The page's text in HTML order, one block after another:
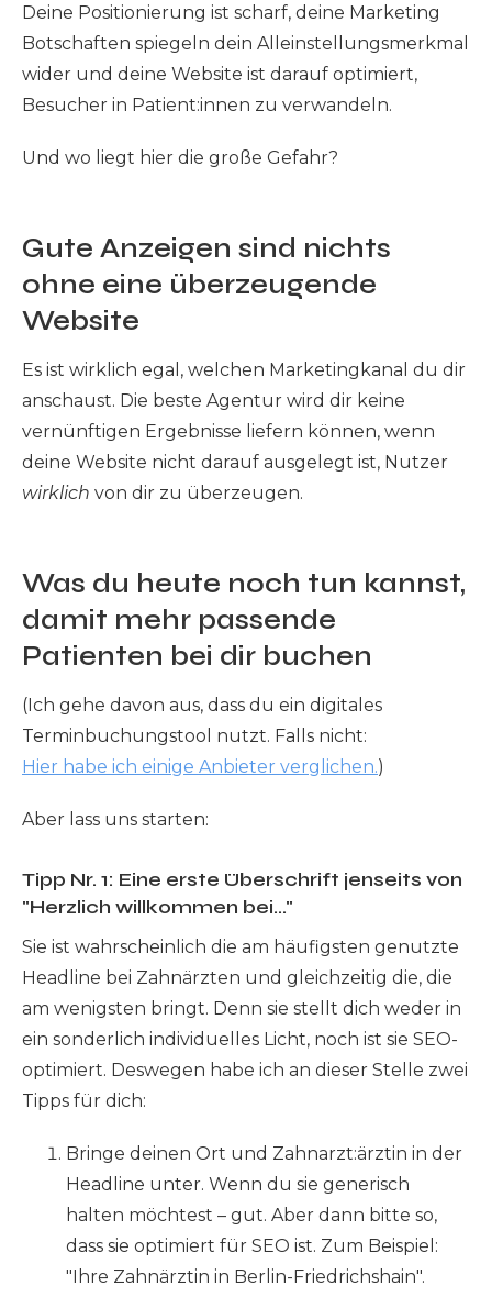
Deine Positionierung ist scharf, deine Marketing
Botschaften spiegeln dein Alleinstellungsmerkmal
wider und deine Website ist darauf optimiert,
Besucher in Patient:innen zu verwandeln.
Und wo liegt hier die große Gefahr?
Gute Anzeigen sind nichts
ohne eine überzeugende
Website
Es ist wirklich egal, welchen Marketingkanal du dir
anschaust. Die beste Agentur wird dir keine
vernünftigen Ergebnisse liefern können, wenn
deine Website nicht darauf ausgelegt ist, Nutzer
wirklich von dir zu überzeugen.
Was du heute noch tun kannst,
damit mehr passende
Patienten bei dir buchen
(Ich gehe davon aus, dass du ein digitales
Terminbuchungstool nutzt. Falls nicht:
Hier habe ich einige Anbieter verglichen.)
Aber lass uns starten:
Tipp Nr. 1: Eine erste Überschrift jenseits von
"Herzlich willkommen bei..."
Sie ist wahrscheinlich die am häufigsten genutzte
Headline bei Zahnärzten und gleichzeitig die, die
am wenigsten bringt. Denn sie stellt dich weder in
ein sonderlich individuelles Licht, noch ist sie SEO-
optimiert. Deswegen habe ich an dieser Stelle zwei
Tipps für dich:
Bringe deinen Ort und Zahnarzt:ärztin in der
Headline unter. Wenn du sie generisch
halten möchtest – gut. Aber dann bitte so,
dass sie optimiert für SEO ist. Zum Beispiel:
"Ihre Zahnärztin in Berlin-Friedrichshain".